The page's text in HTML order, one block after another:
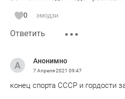
0 эмодзи
Ответить
Анонимно
7 Апреля 2021 09:47
конец спорта СССР и гордости